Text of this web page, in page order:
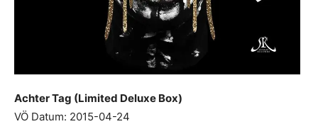
Achter Tag (Limited Deluxe Box)
VÖ Datum: 2015-04-24